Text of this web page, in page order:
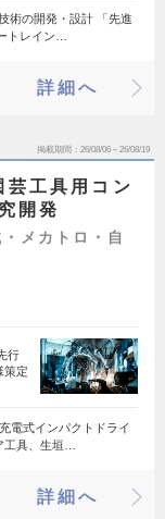
術の開発・設計 「先進
トレイン…
詳細へ
掲載期間 26/08/06～26/08/19
芸工具用コン
開発
メカトロ・自
行
策定
電式インパクトドライ
工具、生垣…
詳細へ